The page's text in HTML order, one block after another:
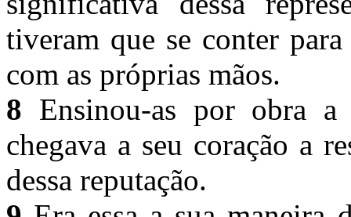
tiveram que se conter
com as próprias mãos.
8 Ensinou-as por obra
chegava a seu coração a
dessa reputação.